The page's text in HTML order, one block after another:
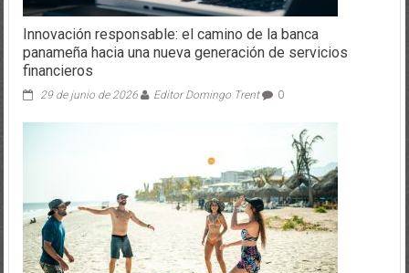
Innovación responsable: el camino de la banca
panameña hacia una nueva generación de servicios
financieros
29 de junio de 2026 Editor Domingo Trent 0